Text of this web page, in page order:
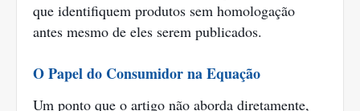
que identifiquem produtos sem homologação
antes mesmo de eles serem publicados.
O Papel do Consumidor na Equação
Um ponto que o artigo não aborda diretamente,